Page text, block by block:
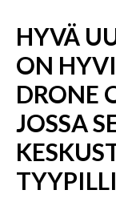
HYVÄ
ON
DRONE
JOSSA